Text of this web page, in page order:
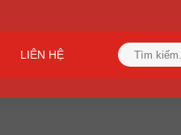
LIÊN HỆ